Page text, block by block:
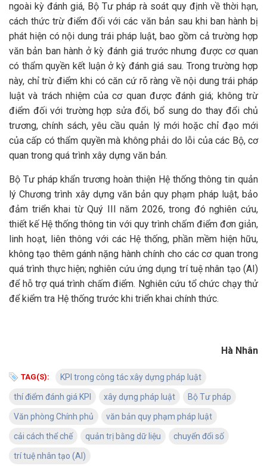
ngoài kỳ đánh giá, Bộ Tư pháp rà soát quy định về thời hạn,
cách thức trừ điểm đối với các văn bản sau khi ban hành bị
phát hiện có nội dung trái pháp luật, bao gồm cả trường hợp
văn bản ban hành ở kỳ đánh giá trước nhưng được cơ quan
có thẩm quyền kết luận ở kỳ đánh giá sau. Trong trường hợp
này, chỉ trừ điểm khi có căn cứ rõ ràng về nội dung trái pháp
luật và trách nhiệm của cơ quan được đánh giá; không trừ
điểm đối với trường hợp sửa đổi, bổ sung do thay đổi chủ
trương, chính sách, yêu cầu quản lý mới hoặc chỉ đạo mới
của cấp có thẩm quyền mà không phải do lỗi của các Bộ, cơ
quan trong quá trình xây dựng văn bản.
Bộ Tư pháp khẩn trương hoàn thiện Hệ thống thông tin quản
lý Chương trình xây dựng văn bản quy phạm pháp luật, bảo
đảm triển khai từ Quý III năm 2026, trong đó nghiên cứu,
thiết kế Hệ thống thông tin với quy trình chấm điểm đơn giản,
linh hoạt, liên thông với các Hệ thống, phần mềm hiện hữu,
không tạo thêm gánh nặng hành chính cho các cơ quan trong
quá trình thực hiện; nghiên cứu ứng dụng trí tuệ nhân tạo (AI)
để hỗ trợ quá trình chấm điểm. Nghiên cứu tổ chức chạy thử
để kiểm tra Hệ thống trước khi triển khai chính thức.
Hà Nhân
TAG(S): KPI trong công tác xây dựng pháp luật
thí điểm đánh giá KPI xây dựng pháp luật Bộ Tư pháp
Văn phòng Chính phủ văn bản quy phạm pháp luật
cải cách thể chế quản trị bằng dữ liệu chuyển đổi số
trí tuệ nhân tạo (AI)